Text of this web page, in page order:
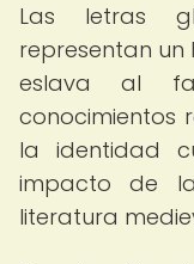
Las letras
representan un
eslava al
conocimientos
la identidad
impacto de
literatura